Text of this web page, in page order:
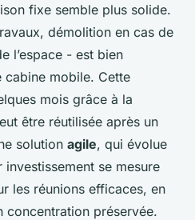
fixe semble plus solide.
démolition en cas de
l’espace - est bien
cabine mobile. Cette
mois grâce à la
être réutilisée après un
solution agile, qui évolue
se mesure
les réunions efficaces, en
concentration préservée.